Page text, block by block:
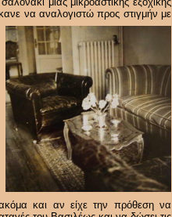
και αν είχε την πρόθεση να
να αναλογιστώ προς στιγμήν με